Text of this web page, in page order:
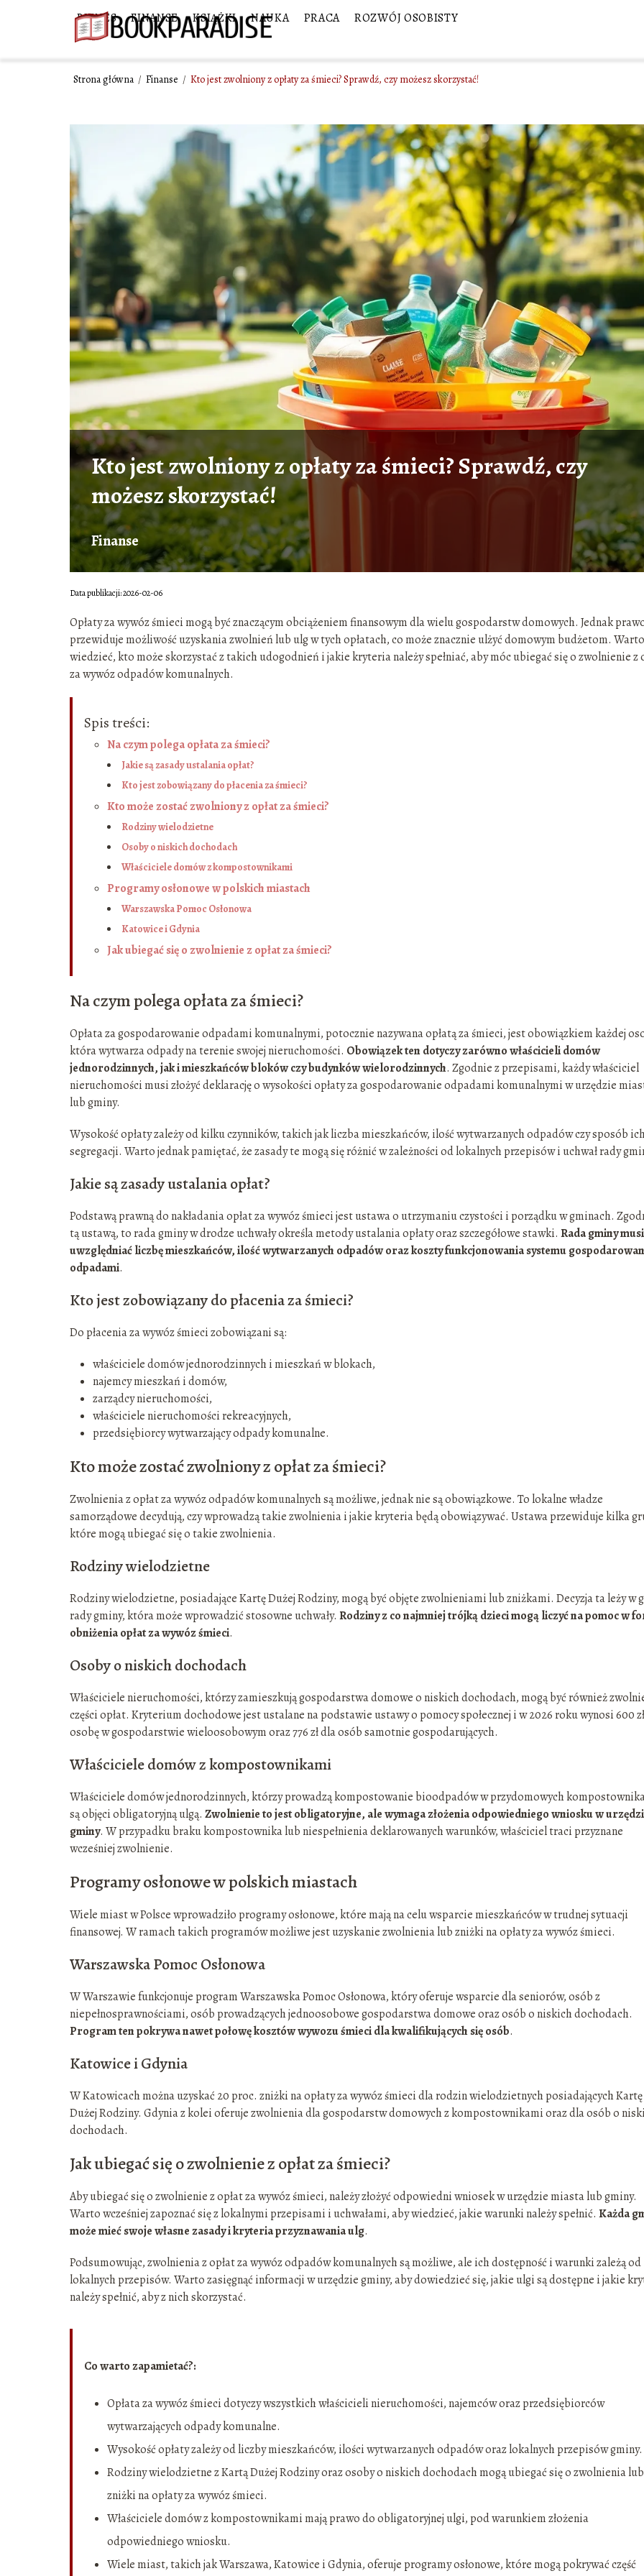
BIZNES FINANSE KSIĄŻKI NAUKA PRACA ROZWÓJ OSOBISTY
Strona główna / Finanse / Kto jest zwolniony z opłaty za śmieci? Sprawdź, czy możesz skorzystać!
Kto jest zwolniony z opłaty za śmieci? Sprawdź, czy
możesz skorzystać!
Finanse
Data publikacji: 2026-02-06
Opłaty za wywóz śmieci mogą być znaczącym obciążeniem finansowym dla wielu gospodarstw domowych. Jednak
przewiduje możliwość uzyskania zwolnień lub ulg w tych opłatach, co może znacznie ulżyć domowym budżetom. Warto
wiedzieć, kto może skorzystać z takich udogodnień i jakie kryteria należy spełniać, aby móc ubiegać się o zwolnienie z
za wywóz odpadów komunalnych.
Spis treści:
Na czym polega opłata za śmieci?
Jakie są zasady ustalania opłat?
Kto jest zobowiązany do płacenia za śmieci?
Kto może zostać zwolniony z opłat za śmieci?
Rodziny wielodzietne
Osoby o niskich dochodach
Właściciele domów z kompostownikami
Programy osłonowe w polskich miastach
Warszawska Pomoc Osłonowa
Katowice i Gdynia
Jak ubiegać się o zwolnienie z opłat za śmieci?
Na czym polega opłata za śmieci?
Opłata za gospodarowanie odpadami komunalnymi, potocznie nazywana opłatą za śmieci, jest obowiązkiem każdej
która wytwarza odpady na terenie swojej nieruchomości. Obowiązek ten dotyczy zarówno właścicieli domów
jednorodzinnych, jak i mieszkańców bloków czy budynków wielorodzinnych. Zgodnie z przepisami, każdy właściciel
nieruchomości musi złożyć deklarację o wysokości opłaty za gospodarowanie odpadami komunalnymi w urzędzie
lub gminy.
Wysokość opłaty zależy od kilku czynników, takich jak liczba mieszkańców, ilość wytwarzanych odpadów czy sposób
segregacji. Warto jednak pamiętać, że zasady te mogą się różnić w zależności od lokalnych przepisów i uchwał rady
Jakie są zasady ustalania opłat?
Podstawą prawną do nakładania opłat za wywóz śmieci jest ustawa o utrzymaniu czystości i porządku w gminach.
tą ustawą, to rada gminy w drodze uchwały określa metody ustalania opłaty oraz szczegółowe stawki. Rada gminy musi
uwzględniać liczbę mieszkańców, ilość wytwarzanych odpadów oraz koszty funkcjonowania systemu
odpadami.
Kto jest zobowiązany do płacenia za śmieci?
Do płacenia za wywóz śmieci zobowiązani są:
właściciele domów jednorodzinnych i mieszkań w blokach,
najemcy mieszkań i domów,
zarządcy nieruchomości,
właściciele nieruchomości rekreacyjnych,
przedsiębiorcy wytwarzający odpady komunalne.
Kto może zostać zwolniony z opłat za śmieci?
Zwolnienia z opłat za wywóz odpadów komunalnych są możliwe, jednak nie są obowiązkowe. To lokalne władze
samorządowe decydują, czy wprowadzą takie zwolnienia i jakie kryteria będą obowiązywać. Ustawa przewiduje kilka
które mogą ubiegać się o takie zwolnienia.
Rodziny wielodzietne
Rodziny wielodzietne, posiadające Kartę Dużej Rodziny, mogą być objęte zwolnieniami lub zniżkami. Decyzja ta leży w
rady gminy, która może wprowadzić stosowne uchwały. Rodziny z co najmniej trójką dzieci mogą liczyć na pomoc w
obniżenia opłat za wywóz śmieci.
Osoby o niskich dochodach
Właściciele nieruchomości, którzy zamieszkują gospodarstwa domowe o niskich dochodach, mogą być również
części opłat. Kryterium dochodowe jest ustalane na podstawie ustawy o pomocy społecznej i w 2026 roku wynosi 600
osobę w gospodarstwie wieloosobowym oraz 776 zł dla osób samotnie gospodarujących.
Właściciele domów z kompostownikami
Właściciele domów jednorodzinnych, którzy prowadzą kompostowanie bioodpadów w przydomowych
są objęci obligatoryjną ulgą. Zwolnienie to jest obligatoryjne, ale wymaga złożenia odpowiedniego wniosku w
gminy. W przypadku braku kompostownika lub niespełnienia deklarowanych warunków, właściciel traci przyznane
wcześniej zwolnienie.
Programy osłonowe w polskich miastach
Wiele miast w Polsce wprowadziło programy osłonowe, które mają na celu wsparcie mieszkańców w trudnej sytuacji
finansowej. W ramach takich programów możliwe jest uzyskanie zwolnienia lub zniżki na opłaty za wywóz śmieci.
Warszawska Pomoc Osłonowa
W Warszawie funkcjonuje program Warszawska Pomoc Osłonowa, który oferuje wsparcie dla seniorów, osób z
niepełnosprawnościami, osób prowadzących jednoosobowe gospodarstwa domowe oraz osób o niskich dochodach.
Program ten pokrywa nawet połowę kosztów wywozu śmieci dla kwalifikujących się osób.
Katowice i Gdynia
W Katowicach można uzyskać 20 proc. zniżki na opłaty za wywóz śmieci dla rodzin wielodzietnych posiadających Kartę
Dużej Rodziny. Gdynia z kolei oferuje zwolnienia dla gospodarstw domowych z kompostownikami oraz dla osób o
dochodach.
Jak ubiegać się o zwolnienie z opłat za śmieci?
Aby ubiegać się o zwolnienie z opłat za wywóz śmieci, należy złożyć odpowiedni wniosek w urzędzie miasta lub gminy.
Warto wcześniej zapoznać się z lokalnymi przepisami i uchwałami, aby wiedzieć, jakie warunki należy spełnić. Każda
może mieć swoje własne zasady i kryteria przyznawania ulg.
Podsumowując, zwolnienia z opłat za wywóz odpadów komunalnych są możliwe, ale ich dostępność i warunki zależą od
lokalnych przepisów. Warto zasięgnąć informacji w urzędzie gminy, aby dowiedzieć się, jakie ulgi są dostępne i jakie
należy spełnić, aby z nich skorzystać.
Co warto zapamietać?:
Opłata za wywóz śmieci dotyczy wszystkich właścicieli nieruchomości, najemców oraz przedsiębiorców
wytwarzających odpady komunalne.
Wysokość opłaty zależy od liczby mieszkańców, ilości wytwarzanych odpadów oraz lokalnych przepisów gminy.
Rodziny wielodzietne z Kartą Dużej Rodziny oraz osoby o niskich dochodach mogą ubiegać się o zwolnienia lub
zniżki na opłaty za wywóz śmieci.
Właściciele domów z kompostownikami mają prawo do obligatoryjnej ulgi, pod warunkiem złożenia
odpowiedniego wniosku.
Wiele miast, takich jak Warszawa, Katowice i Gdynia, oferuje programy osłonowe, które mogą pokrywać część